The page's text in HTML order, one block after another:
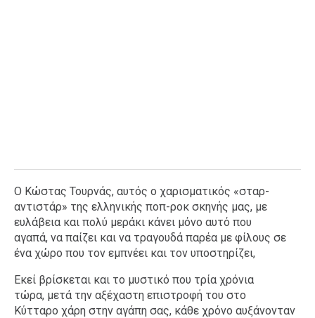
Ο Κώστας Τουρνάς, αυτός ο χαρισματικός «σταρ-
αντιστάρ» της ελληνικής ποπ-ροκ σκηνής μας, με
ευλάβεια και πολύ μεράκι κάνει μόνο αυτό που
αγαπά, να παίζει και να τραγουδά παρέα με φίλους σε
ένα χώρο που τον εμπνέει και τον υποστηρίζει,
Εκεί βρίσκεται και το μυστικό που τρία χρόνια
τώρα, μετά την αξέχαστη επιστροφή του στο
Κύτταρο χάρη στην αγάπη σας, κάθε χρόνο αυξάνονταν